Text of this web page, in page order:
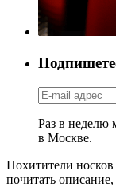
Раз в неделю
в Москве.
Похитители
почитать